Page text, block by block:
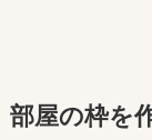
部屋の枠を